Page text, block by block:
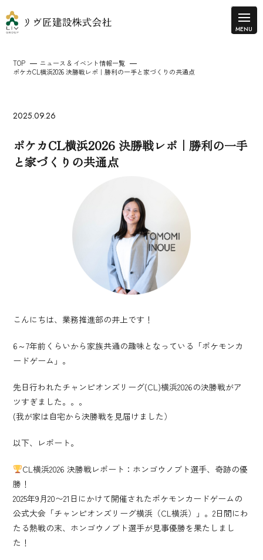
TOP
ニュース & イベント情報一覧
ポケカCL横浜2026 決勝戦レポ｜勝利の一手と家づくりの共通点
2025.09.26
ポケカCL横浜2026 決勝戦レポ｜勝利の一手
と家づくりの共通点
こんにちは、業務推進部の井上です！
6～7年前くらいから家族共通の趣味となっている「ポケモンカ
ードゲーム」。
先日行われたチャンピオンズリーグ(CL)横浜2026の決勝戦がア
ツすぎました。。。
(我が家は自宅から決勝戦を見届けました）
以下、レポート。
CL横浜2026 決勝戦レポート：ホンゴウノブト選手、奇跡の優
勝！
2025年9月20〜21日にかけて開催されたポケモンカードゲームの
公式大会「チャンピオンズリーグ横浜（CL横浜）」。2日間にわ
たる熱戦の末、ホンゴウノブト選手が見事優勝を果たしまし
た！